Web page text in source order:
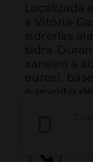
Localizada
a Vitoria-
sidrerías
sidra.
xaneiro a
euros),
e revolto